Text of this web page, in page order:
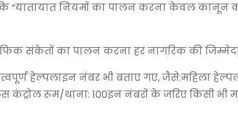
“यातायात नियमों का पालन करना केवल कानून
संकेतों का पालन करना हर नागरिक की
हेल्पलाइन नंबर भी बताए गए, जैसे:महिला
कंट्रोल रूम/थाना: 100इन नंबरों के जरिए किसी भी